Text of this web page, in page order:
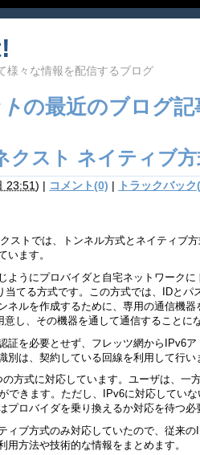
様々な情報を配信するブログ
の最近のブログ記
クスト ネイティブ
23:51) | コメント(0) | トラックバッ
ストでは、トンネル方式とネイティブ
います。
ようにプロバイダと自宅ネットワーク
当てる方式です。この方式では、IDとパ
ネルを作成するために、専用の通信機
意し、その機器を通して通信することに
証を必要とせず、フレッツ網からIPv6
別は、契約している回線を利用して行い
方式に対応しています。ユーザは、一
できます。ただし、IPv6に対応してい
プロバイダを乗り換えるか対応を待つ必
ィブ方式のみ対応していたので、従来
用方法や技術的な情報をまとめます。